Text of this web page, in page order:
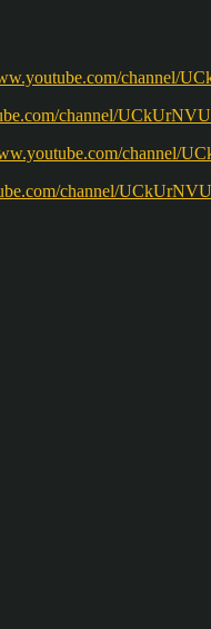
channel/
channel/